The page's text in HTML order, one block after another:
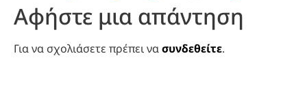
Αφήστε μια απάντηση
Για να σχολιάσετε πρέπει νασυνδεθείτε.